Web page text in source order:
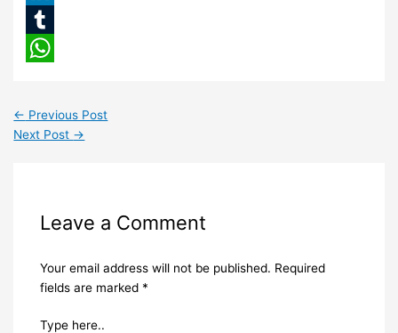
LinkedIn
Tumblr
← Previous Post
Next Post →
Leave a Comment
Your email address will not be published. Required
fields are marked *
Type here..